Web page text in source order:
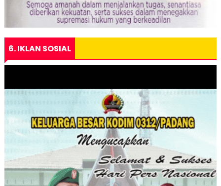
6. IKLAN SOSIAL